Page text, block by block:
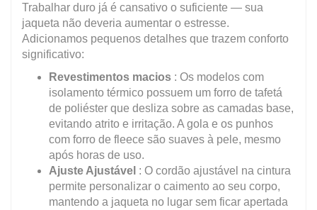
Trabalhar duro já é cansativo o suficiente — sua
jaqueta não deveria aumentar o estresse.
Adicionamos pequenos detalhes que trazem conforto
significativo:
Revestimentos macios : Os modelos com
isolamento térmico possuem um forro de tafetá
de poliéster que desliza sobre as camadas base,
evitando atrito e irritação. A gola e os punhos
com forro de fleece são suaves à pele, mesmo
após horas de uso.
Ajuste Ajustável : O cordão ajustável na cintura
permite personalizar o caimento ao seu corpo,
mantendo a jaqueta no lugar sem ficar apertada